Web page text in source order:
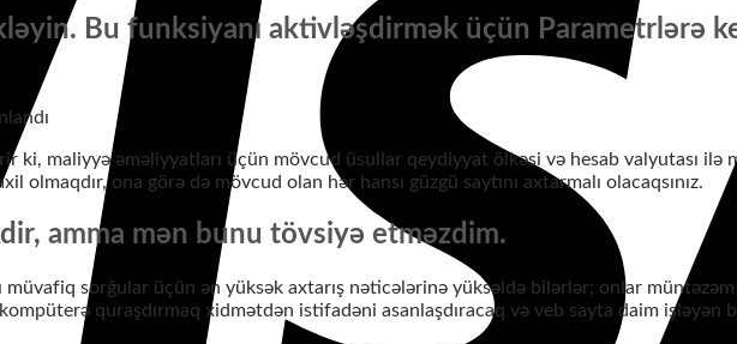
Bu funksiyanı aktivləşdirmək üçün Parametrlərə
ki, maliyyə əməliyyatları üçün mövcud üsullar qeydiyyat ölkəsi və hesab valyutası ilə
ona görə də mövcud olan hər hansı güzgü saytını axtarmalı olacaqsınız.
amma mən bunu tövsiyə etməzdim.
müvafiq sorğular üçün ən yüksək axtarış nəticələrinə yüksəldə bilərlər; onlar
quraşdırmaq xidmətdən istifadəni asanlaşdıracaq və veb sayta daim işləyən